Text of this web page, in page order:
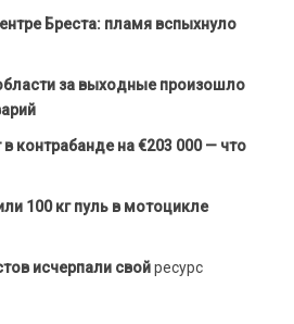
Бреста: пламя вспыхнуло
за выходные произошло
контрабанде на €203 000 — что
100 кг пуль в мотоцикле
исчерпали свойресурс